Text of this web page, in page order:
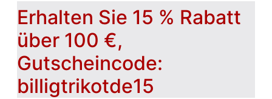
Erhalten Sie 15 % Rabatt
über 100 €,
Gutscheincode:
billigtrikotde15